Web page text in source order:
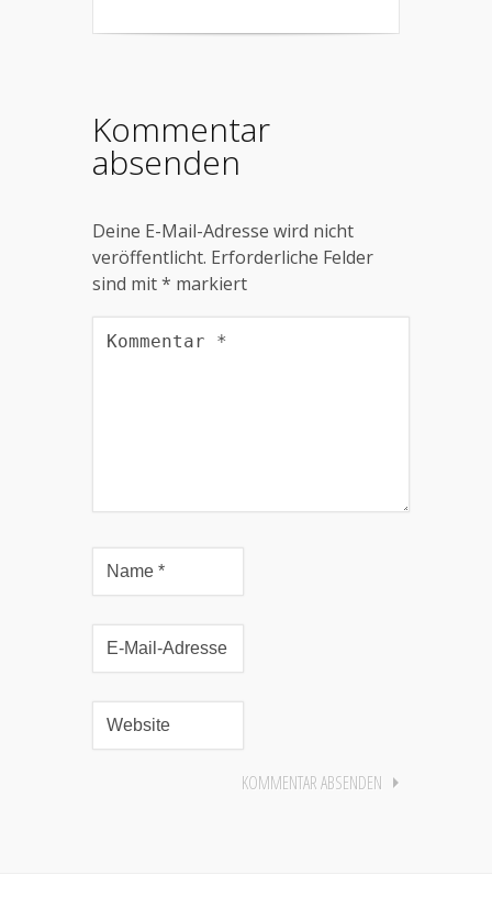
Kommentar
absenden
Deine E-Mail-Adresse wird nicht
veröffentlicht. Erforderliche Felder
sind mit* markiert